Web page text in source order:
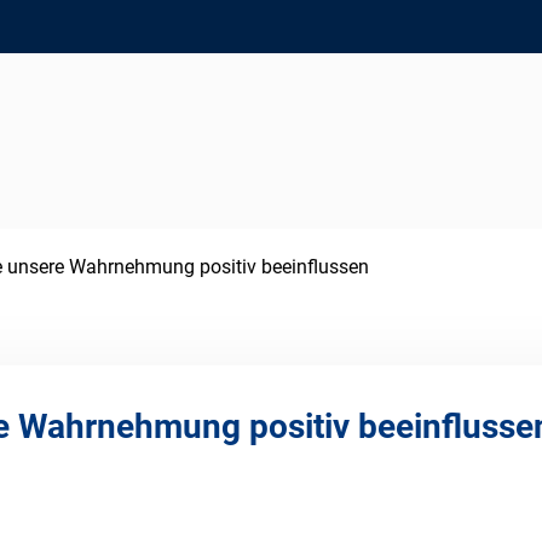
unsere Wahrnehmung positiv beeinflussen
Wahrnehmung positiv